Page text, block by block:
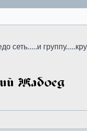
сеть.....и